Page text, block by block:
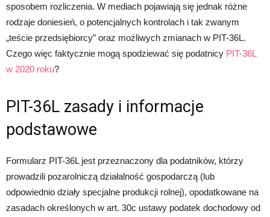
sposobem rozliczenia. W mediach pojawiają się jednak różne
rodzaje doniesień, o potencjalnych kontrolach i tak zwanym
„teście przedsiębiorcy” oraz możliwych zmianach w PIT-36L.
Czego więc faktycznie mogą spodziewać się podatnicy PIT-36L
w 2020 roku?
PIT-36L zasady i informacje
podstawowe
Formularz PIT-36L jest przeznaczony dla podatników, którzy
prowadzili pozarolniczą działalność gospodarczą (lub
odpowiednio działy specjalne produkcji rolnej), opodatkowane na
zasadach określonych w art. 30c ustawy podatek dochodowy od